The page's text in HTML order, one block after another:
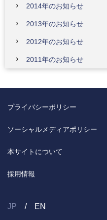
2014年のお知らせ
2013年のお知らせ
2012年のお知らせ
2011年のお知らせ
プライバシーポリシー
ソーシャルメディアポリシー
本サイトについて
採用情報
JP EN